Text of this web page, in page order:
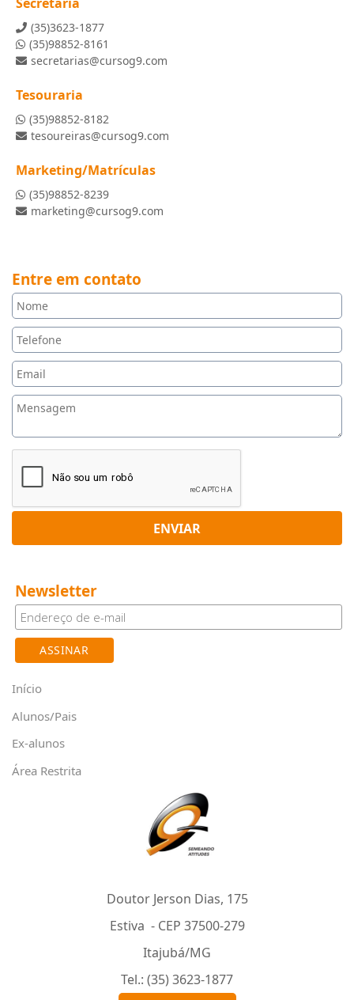
(35)3623-1877
(35)98852-8161
secretarias@cursog9.com
Tesouraria
(35)98852-8182
tesoureiras@cursog9.com
Marketing/Matrículas
(35)98852-8239
marketing@cursog9.com
Entre em contato
ENVIAR
Newsletter
Início
Alunos/Pais
Ex-alunos
Área Restrita
Doutor Jerson Dias, 175
Estiva - CEP 37500-279
Itajubá/MG
Tel.: (35) 3623-1877